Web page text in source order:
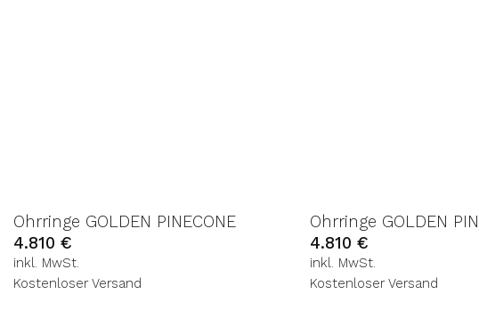
Ohrringe GOLDEN PINECONE
4.810 €
inkl. MwSt.
Kostenloser Versand
Ohrringe GOLDEN
4.810€
inkl. MwSt.
Kostenloser Versand